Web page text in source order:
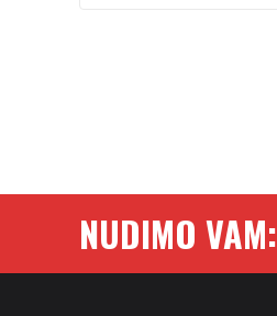
NUDIMO VAM: